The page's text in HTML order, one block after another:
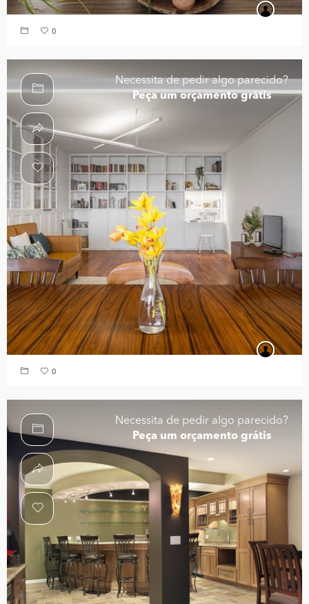
0
Necessita de pedir algo parecido?
Peça um orçamento grátis
0
Necessita de pedir algo parecido?
Peça um orçamento grátis